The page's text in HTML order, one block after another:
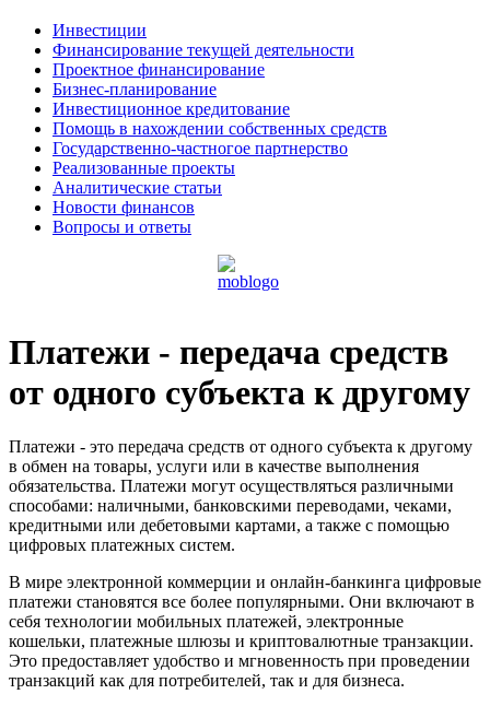
Инвестиции
Финансирование текущей деятельности
Проектное финансирование
Бизнес-планирование
Инвестиционное кредитование
Помощь в нахождении собственных средств
Государственно-частногое партнерство
Реализованные проекты
Аналитические статьи
Новости финансов
Вопросы и ответы
Платежи - передача средств
от одного субъекта к другому
Платежи - это передача средств от одного субъекта к другому
в обмен на товары, услуги или в качестве выполнения
обязательства. Платежи могут осуществляться различными
способами: наличными, банковскими переводами, чеками,
кредитными или дебетовыми картами, а также с помощью
цифровых платежных систем.
В мире электронной коммерции и онлайн-банкинга цифровые
платежи становятся все более популярными. Они включают в
себя технологии мобильных платежей, электронные
кошельки, платежные шлюзы и криптовалютные транзакции.
Это предоставляет удобство и мгновенность при проведении
транзакций как для потребителей, так и для бизнеса.